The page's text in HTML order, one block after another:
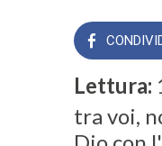
Lettura:
tra voi,